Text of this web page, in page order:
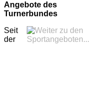
Angebote des
Turnerbundes
Seit
der